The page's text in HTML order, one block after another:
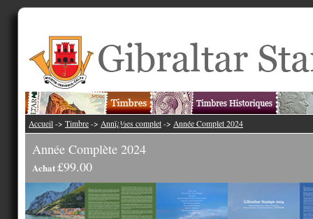
Accueil -> Timbre -> Annï¿½es complet -> Année Complet 2024
Année Complète 2024
Achat£99.00